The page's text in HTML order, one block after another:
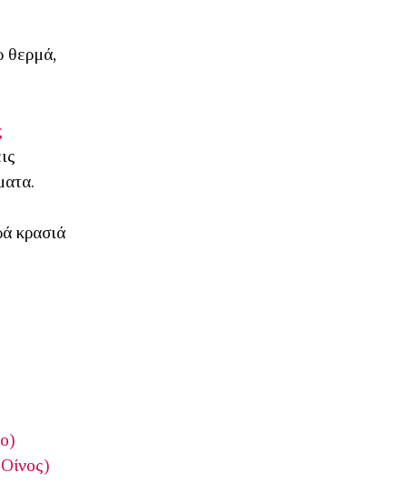
θερμά,
κρασιά